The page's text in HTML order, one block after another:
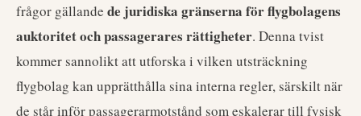
frågor gällande de juridiska gränserna för flygbolagens
auktoritet och passagerares rättigheter. Denna tvist
kommer sannolikt att utforska i vilken utsträckning
flygbolag kan upprätthålla sina interna regler, särskilt när
de står inför passagerarmotstånd som eskalerar till fysisk